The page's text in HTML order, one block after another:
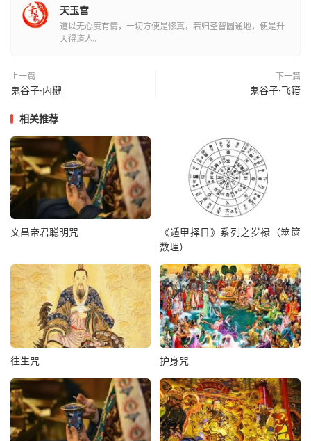
天玉宫
道以无心度有情，一切方便是修真，若归圣智圆通地，便是升
天得道人。
上一篇
鬼谷子·内楗
下一篇
鬼谷子·飞箝
相关推荐
文昌帝君聪明咒
《遁甲择日》系列之岁禄（筮箧
数理）
往生咒 护身咒